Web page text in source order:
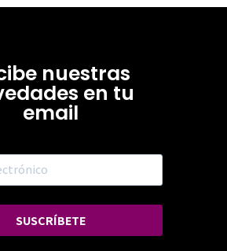
nuestras
en tu
email
SUSCRÍBETE